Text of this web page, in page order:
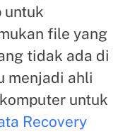
untuk
file yang
tidak ada di
menjadi ahli
untuk
Recovery